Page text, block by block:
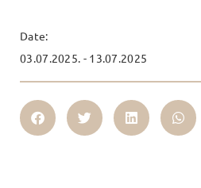
Date:
03.07.2025. - 13.07.2025